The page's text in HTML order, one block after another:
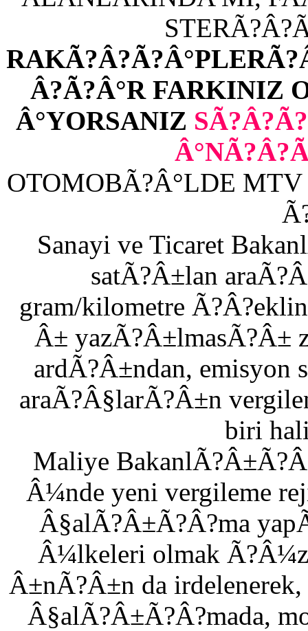
Â?Ã?Â°R FARKINIZ
Â°YORSANIZ
OTOMOBÃ?Â°LDE
Sanayi ve Ticaret
satÃ?Â±lan
gram/kilometre
Â± yazÃ?Â±lmasÃ?Â±
ardÃ?Â±ndan,
araÃ?Â§larÃ?Â±n
biri
Maliye
Â¼nde yeni vergileme
Â§alÃ?Â±Ã?Â?ma
Â¼lkeleri olmak
Â±nÃ?Â±n da
Â§alÃ?Â±Ã?Â?mada,